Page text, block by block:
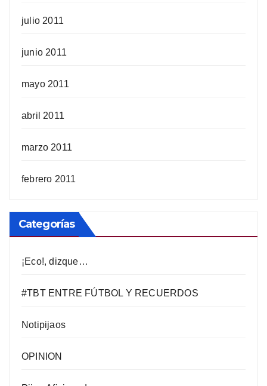
julio 2011
junio 2011
mayo 2011
abril 2011
marzo 2011
febrero 2011
Categorías
¡Eco!, dizque…
#TBT ENTRE FÚTBOL Y RECUERDOS
Notipijaos
OPINION